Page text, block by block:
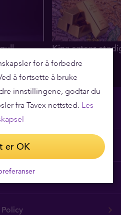
Kina satser
gull
29.07.2026
Policy
for å forbedre
å fortsette å bruke
innstillingene, godtar du
fra Tavex nettsted. Les
er OK